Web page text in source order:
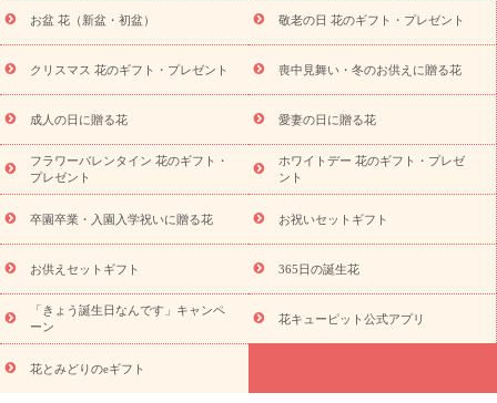
ワー
ペットのお供えフラワー お盆（新盆・初盆）
その他
お祝い返し
お見舞い お取り寄せギフト ビジネス用
ご自宅
用
観葉植物 ミディ胡蝶蘭 プリザーブドフラワー
スタイル
から探す
え・お悔やみ
胡蝶蘭・花鉢
ミディ胡蝶蘭・お祝い
ミディ胡蝶蘭・お供え
世界初の青色胡蝶蘭 観葉植物
観葉植
物
産直多肉植物 プリザーブドフラワー お祝い
お供え・お
悔やみ
花とセットギフト セミオーダー
プチギフト
（hanamore -ハナモア-）
花とみどりのeギフト
トのeGfit
カラー ピンク イエローオレンジ レッド
お花の
種類
バラ ユリ トルコキキョウ 予算から探す
お祝い・3000円～ お祝い・4000円～ お祝い・5000円～
お
祝い・7000円～ お祝い・10000円～ お供え・お悔やみ
え・お悔やみ・3000円～ お供え・お悔やみ・5000円～
お供
え・お悔やみ・7000円～
お盆 花（新盆・初盆） 敬老の日 花のギフト・プレゼント
クリスマス 花のギフト・プレゼント 喪中見舞い・冬のお供えに贈る花
成人の日に贈る花 愛妻の日に贈る花
フラワーバレンタイン 花のギフト・
プレゼント
ホワイトデー 花のギフト・プレゼ
ント
卒園卒業・入園入学祝いに贈る花 お祝いセットギフト
お供えセットギフト 365日の誕生花
「きょう誕生日なんです」キャンペ
ーン
花キューピット公式アプリ
花とみどりのeギフト